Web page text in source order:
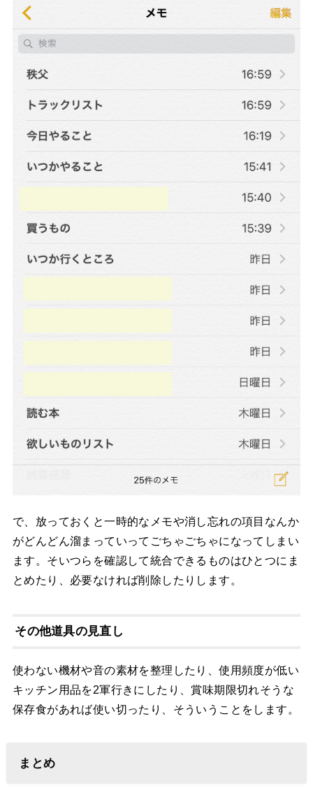
で、放っておくと一時的なメモや消し忘れの項目なんか
がどんどん溜まっていってごちゃごちゃになってしまい
ます。そいつらを確認して統合できるものはひとつにま
とめたり、必要なければ削除したりします。
その他道具の見直し
使わない機材や音の素材を整理したり、使用頻度が低い
キッチン用品を2軍行きにしたり、賞味期限切れそうな
保存食があれば使い切ったり、そういうことをします。
まとめ